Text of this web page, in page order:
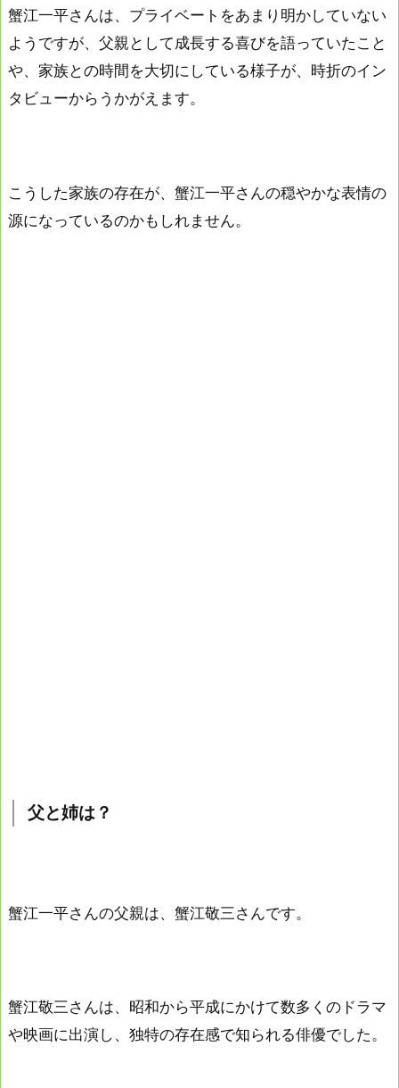
蟹江一平さんは、プライベートをあまり明かしていない
ようですが、父親として成長する喜びを語っていたこと
や、家族との時間を大切にしている様子が、時折のイン
タビューからうかがえます。
こうした家族の存在が、蟹江一平さんの穏やかな表情の
源になっているのかもしれません。
父と姉は？
蟹江一平さんの父親は、蟹江敬三さんです。
蟹江敬三さんは、昭和から平成にかけて数多くのドラマ
や映画に出演し、独特の存在感で知られる俳優でした。